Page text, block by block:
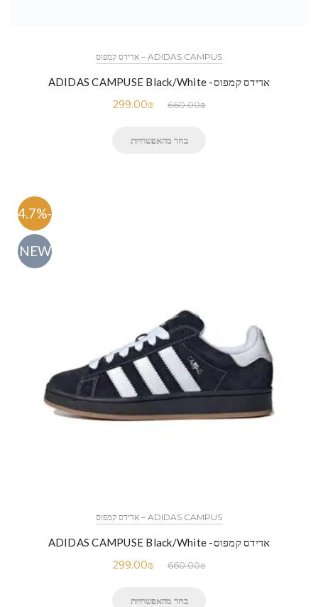
ADIDAS CAMPUS – אדידס קמפוס
אדידס קמפוס- ADIDAS CAMPUSE Black/White
660.00₪
299.00₪
בחר מהאפשרויות
-54.7%
NEW
ADIDAS CAMPUS – אדידס קמפוס
אדידס קמפוס- ADIDAS CAMPUSE Black/White
660.00₪
299.00₪
בחר מהאפשרויות